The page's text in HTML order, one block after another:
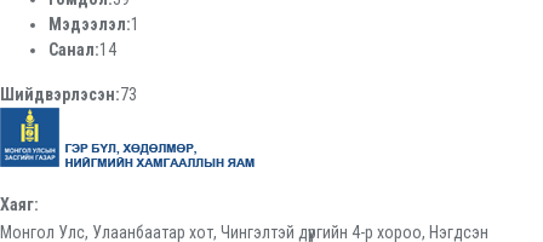
Мэдээлэл:1
Санал:14
Шийдвэрлэсэн:73
Хаяг:
Монгол Улс, Улаанбаатар хот, Чингэлтэй дүүргийн 4-р хороо, Нэгдсэн